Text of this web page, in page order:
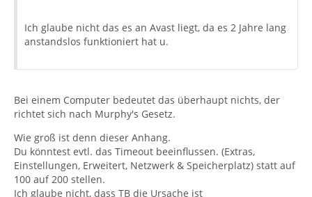
Ich glaube nicht das es an Avast liegt, da es 2 Jahre lang
anstandslos funktioniert hat u.
Bei einem Computer bedeutet das überhaupt nichts, der
richtet sich nach Murphy's Gesetz.
Wie groß ist denn dieser Anhang.
Du könntest evtl. das Timeout beeinflussen. (Extras,
Einstellungen, Erweitert, Netzwerk & Speicherplatz) statt auf
100 auf 200 stellen.
Ich glaube nicht, dass TB die Ursache ist